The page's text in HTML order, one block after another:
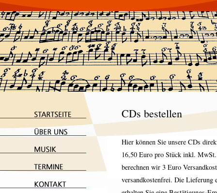
CDs bestellen
Hier können Sie unsere CDs
16,50 Euro pro Stück inkl.
berechnen wir 3 Euro
versandkostenfrei. Die Lieferung